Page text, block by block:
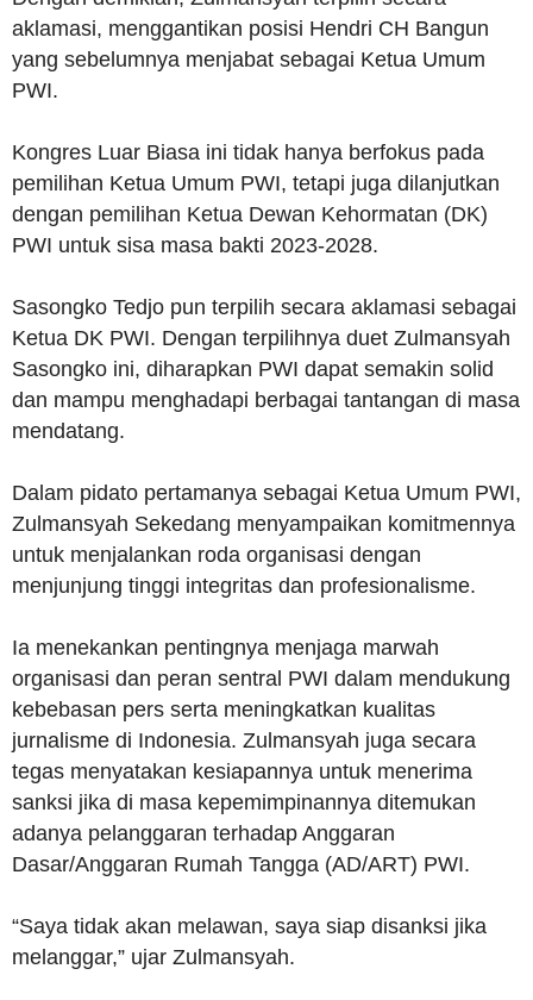
aklamasi, menggantikan posisi Hendri CH Bangun
yang sebelumnya menjabat sebagai Ketua Umum
PWI.
Kongres Luar Biasa ini tidak hanya berfokus pada
pemilihan Ketua Umum PWI, tetapi juga dilanjutkan
dengan pemilihan Ketua Dewan Kehormatan (DK)
PWI untuk sisa masa bakti 2023-2028.
Sasongko Tedjo pun terpilih secara aklamasi sebagai
Ketua DK PWI. Dengan terpilihnya duet Zulmansyah
Sasongko ini, diharapkan PWI dapat semakin solid
dan mampu menghadapi berbagai tantangan di masa
mendatang.
Dalam pidato pertamanya sebagai Ketua Umum PWI,
Zulmansyah Sekedang menyampaikan komitmennya
untuk menjalankan roda organisasi dengan
menjunjung tinggi integritas dan profesionalisme.
Ia menekankan pentingnya menjaga marwah
organisasi dan peran sentral PWI dalam mendukung
kebebasan pers serta meningkatkan kualitas
jurnalisme di Indonesia. Zulmansyah juga secara
tegas menyatakan kesiapannya untuk menerima
sanksi jika di masa kepemimpinannya ditemukan
adanya pelanggaran terhadap Anggaran
Dasar/Anggaran Rumah Tangga (AD/ART) PWI.
“Saya tidak akan melawan, saya siap disanksi jika
melanggar,” ujar Zulmansyah.